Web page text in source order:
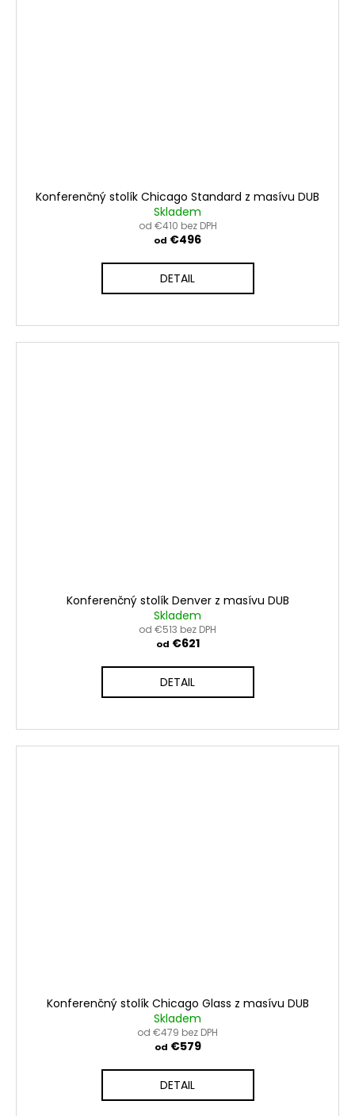
Konferenčný stolík Chicago Standard z masívu DUB
Skladem
od €410 bez DPH
od €496
DETAIL
Konferenčný stolík Denver z masívu DUB
Skladem
od €513 bez DPH
od €621
DETAIL
Konferenčný stolík Chicago Glass z masívu DUB
Skladem
od €479 bez DPH
od €579
DETAIL